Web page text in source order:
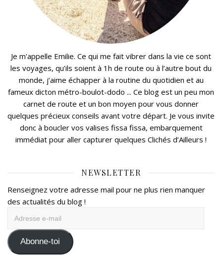
Je m'appelle Emilie. Ce qui me fait vibrer dans la vie ce sont
les voyages, qu’ils soient à 1h de route ou à l’autre bout du
monde, j’aime échapper à la routine du quotidien et au
fameux dicton métro-boulot-dodo ... Ce blog est un peu mon
carnet de route et un bon moyen pour vous donner
quelques précieux conseils avant votre départ. Je vous invite
donc à boucler vos valises fissa fissa, embarquement
immédiat pour aller capturer quelques Clichés d’Ailleurs !
NEWSLETTER
Renseignez votre adresse mail pour ne plus rien manquer
des actualités du blog !
mail Abonne-toi